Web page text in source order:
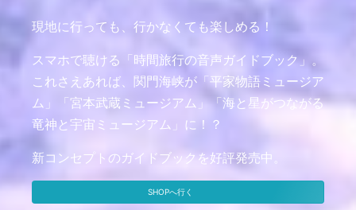
現地に行っても、行かなくても楽しめる！
スマホで聴ける「時間旅行の音声ガイドブック」。
これさえあれば、関門海峡が「平家物語ミュージア
ム」「宮本武蔵ミュージアム」「海と星がつながる
竜神と宇宙ミュージアム」に！？
新コンセプトのガイドブックを好評発売中。
SHOPへ行く